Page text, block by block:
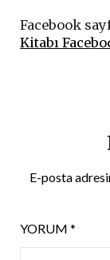
Facebook
Kitabı
E-posta
YORUM *